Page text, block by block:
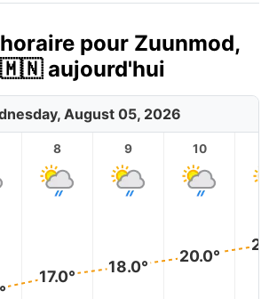
pour Zuunmod,
aujourd'hui
August 05, 2026
8
17.0°
9
18.0°
10
20.0°